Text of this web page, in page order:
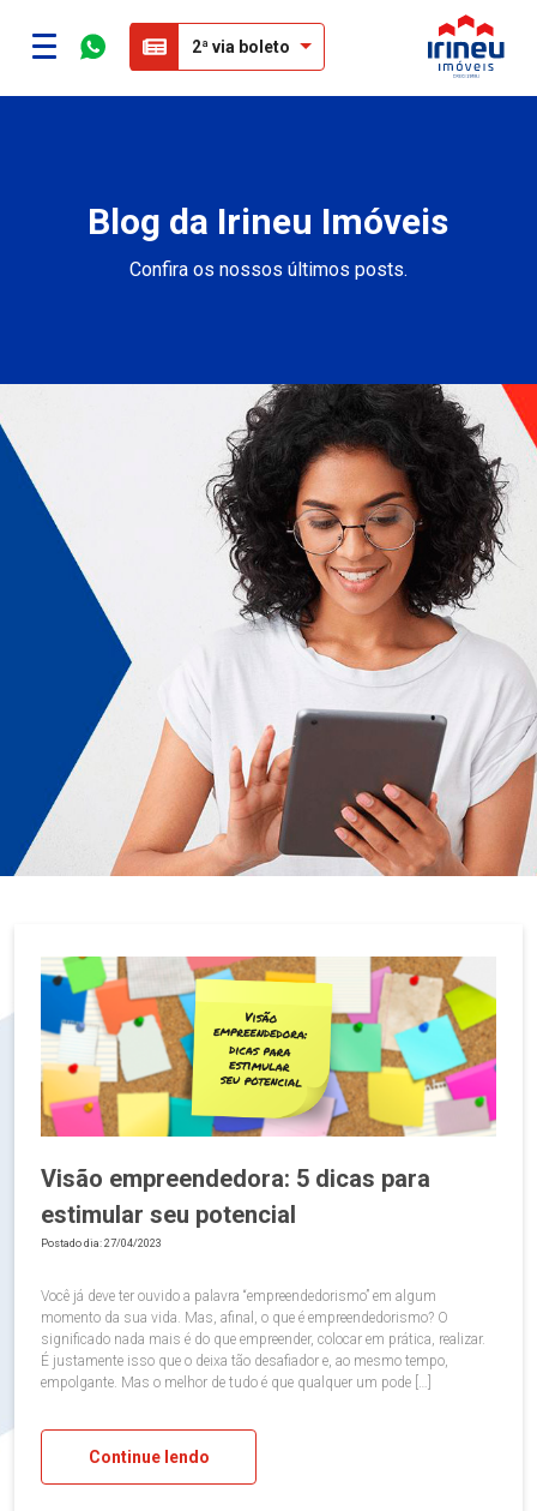
2ª via boleto
Blog da Irineu Imóveis
Confira os nossos últimos posts.
Visão empreendedora: 5 dicas para
estimular seu potencial
Postado dia: 27/04/2023
Você já deve ter ouvido a palavra “empreendedorismo” em algum
momento da sua vida. Mas, afinal, o que é empreendedorismo? O
significado nada mais é do que empreender, colocar em prática, realizar.
É justamente isso que o deixa tão desafiador e, ao mesmo tempo,
empolgante. Mas o melhor de tudo é que qualquer um pode […]
Continue lendo